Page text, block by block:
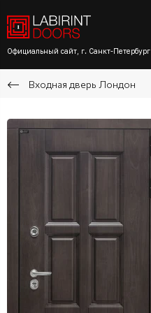
Официальный сайт, г. Санкт-Петербург
Входная дверь Лондон